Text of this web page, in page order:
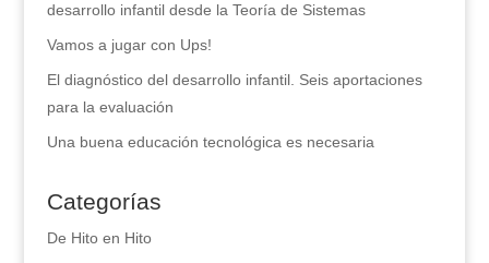
desarrollo infantil desde la Teoría de Sistemas
Vamos a jugar con Ups!
El diagnóstico del desarrollo infantil. Seis aportaciones
para la evaluación
Una buena educación tecnológica es necesaria
Categorías
De Hito en Hito